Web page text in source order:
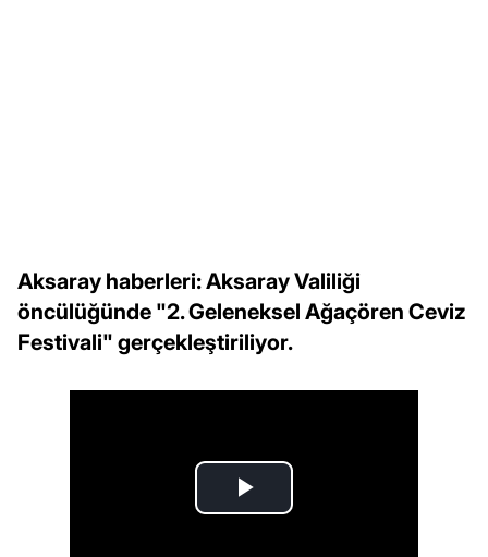
Aksaray haberleri: Aksaray Valiliği
öncülüğünde "2. Geleneksel Ağaçören Ceviz
Festivali" gerçekleştiriliyor.